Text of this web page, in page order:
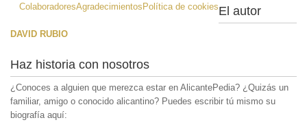
ColaboradoresAgradecimientosPolítica de cookiesEl autor
DAVID RUBIO
Haz historia con nosotros
¿Conoces a alguien que merezca estar en AlicantePedia? ¿Quizás un
familiar, amigo o conocido alicantino? Puedes escribir tú mismo su
biografía aquí: